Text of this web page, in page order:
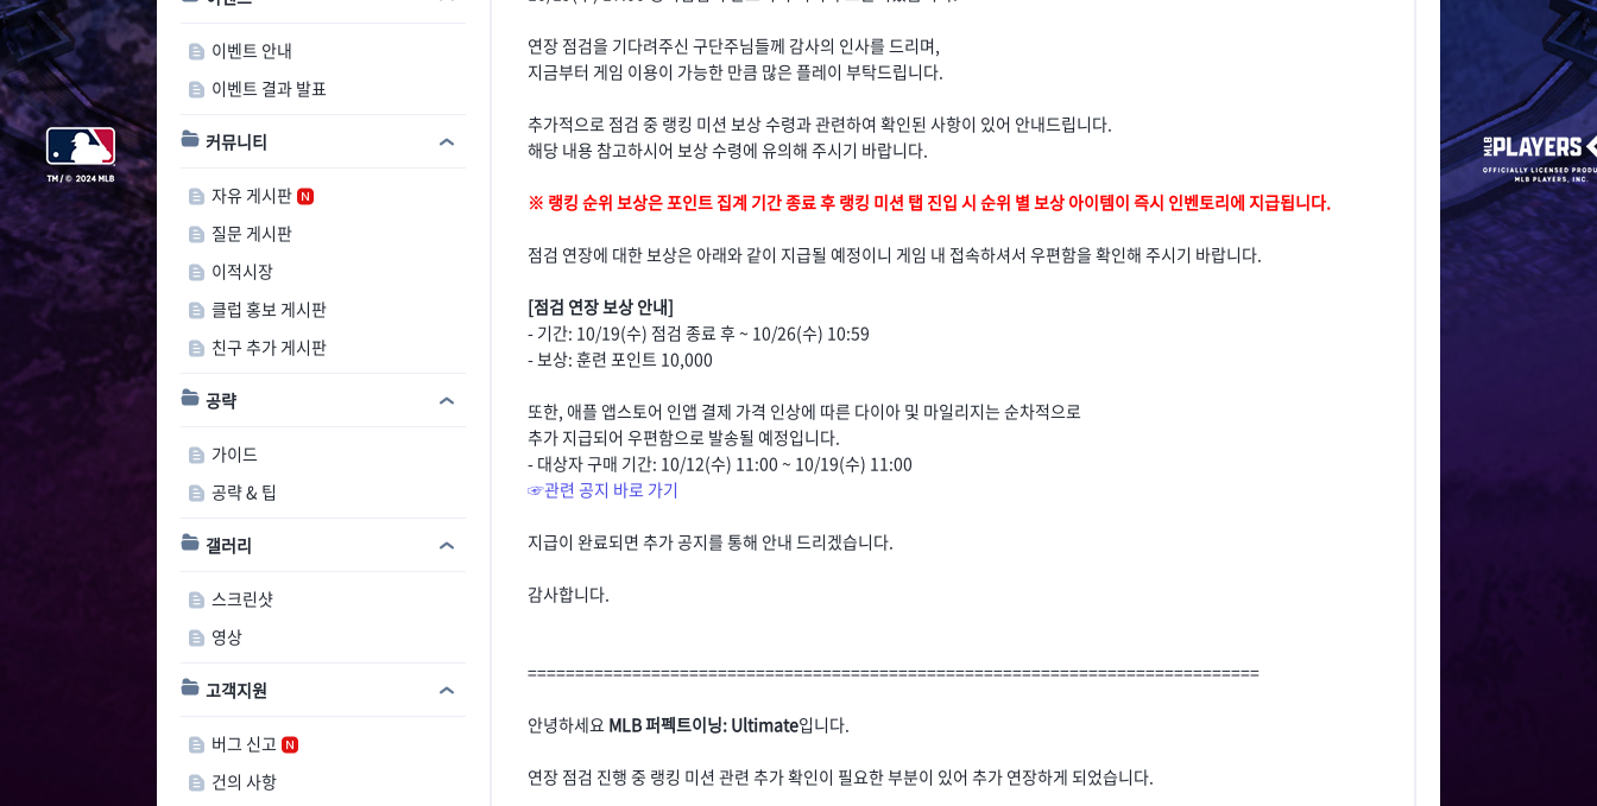
이벤트 안내
이벤트 결과 발표
커뮤니티
자유 게시판
질문 게시판
이적시장
클럽 홍보 게시판
친구 추가 게시판
공략
가이드
공략 & 팁
갤러리
스크린샷
영상
고객지원
버그 신고
건의 사항
연장 점검을 기다려주신 구단주님들께 감사의 인사를 드리며,
지금부터 게임 이용이 가능한 만큼 많은 플레이 부탁드립니다.
추가적으로 점검 중 랭킹 미션 보상 수령과 관련하여 확인된 사항이 있어 안내드립니다.
해당 내용 참고하시어 보상 수령에 유의해 주시기 바랍니다.
※ 랭킹 순위 보상은 포인트 집계 기간 종료 후 랭킹 미션 탭 진입 시 순위 별 보상 아이템이 즉시 인벤토리에 지급됩니다.
점검 연장에 대한 보상은 아래와 같이 지급될 예정이니 게임 내 접속하셔서 우편함을 확인해 주시기 바랍니다.
[점검 연장 보상 안내]
- 기간: 10/19(수) 점검 종료 후 ~ 10/26(수) 10:59
- 보상: 훈련 포인트 10,000
또한, 애플 앱스토어 인앱 결제 가격 인상에 따른 다이아 및 마일리지는 순차적으로
추가 지급되어 우편함으로 발송될 예정입니다.
- 대상자 구매 기간: 10/12(수) 11:00 ~ 10/19(수) 11:00
☞관련 공지 바로 가기
지급이 완료되면 추가 공지를 통해 안내 드리겠습니다.
감사합니다.
=============================================================================
안녕하세요 MLB 퍼펙트이닝: Ultimate입니다.
연장 점검 진행 중 랭킹 미션 관련 추가 확인이 필요한 부분이 있어 추가 연장하게 되었습니다.